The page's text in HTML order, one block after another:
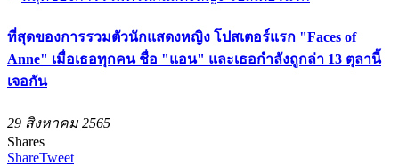
ที่สุดของการรวมตัวนักแสดงหญิง โปสเตอร์แรก "Faces of
Anne" เมื่อเธอทุกคน ชื่อ "แอน" และเธอกำลังถูกล่า 13 ตุลานี้
เจอกัน
29 สิงหาคม 2565
Shares
ShareTweet